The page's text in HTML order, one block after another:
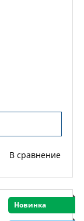
В сравнение
Новинка